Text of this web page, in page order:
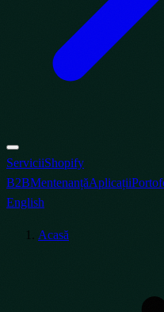
ServiciiShopify
B2BMentenanțăAplicații
English
Acasă